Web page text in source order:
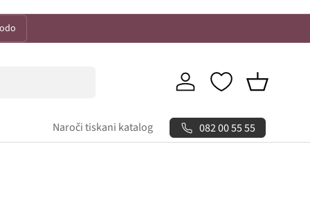
Prijava Košarica
Naroči tiskani katalog 082 00 55 55